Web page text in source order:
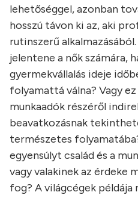
lehetőséggel, azonban
hosszú távon ki az, aki
rutinszerű
jelentene a nők számára,
gyermekvállalás ideje
folyamattá válna? Vagy
munkaadók részéről
beavatkozásnak
természetes
egyensúlyt család és a
vagy valakinek az érdeke
fog? A világcégek példája